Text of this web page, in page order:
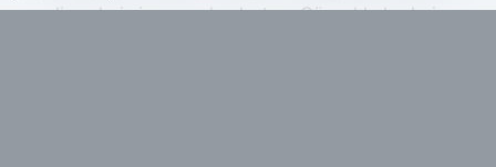
gelişmeleri size anında ulaştırır. Güncel haberleri ve